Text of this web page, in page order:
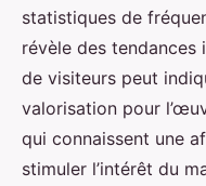
statistiques de
révèle des tendances
de visiteurs peut
valorisation pour
qui connaissent une
stimuler l’intérêt du